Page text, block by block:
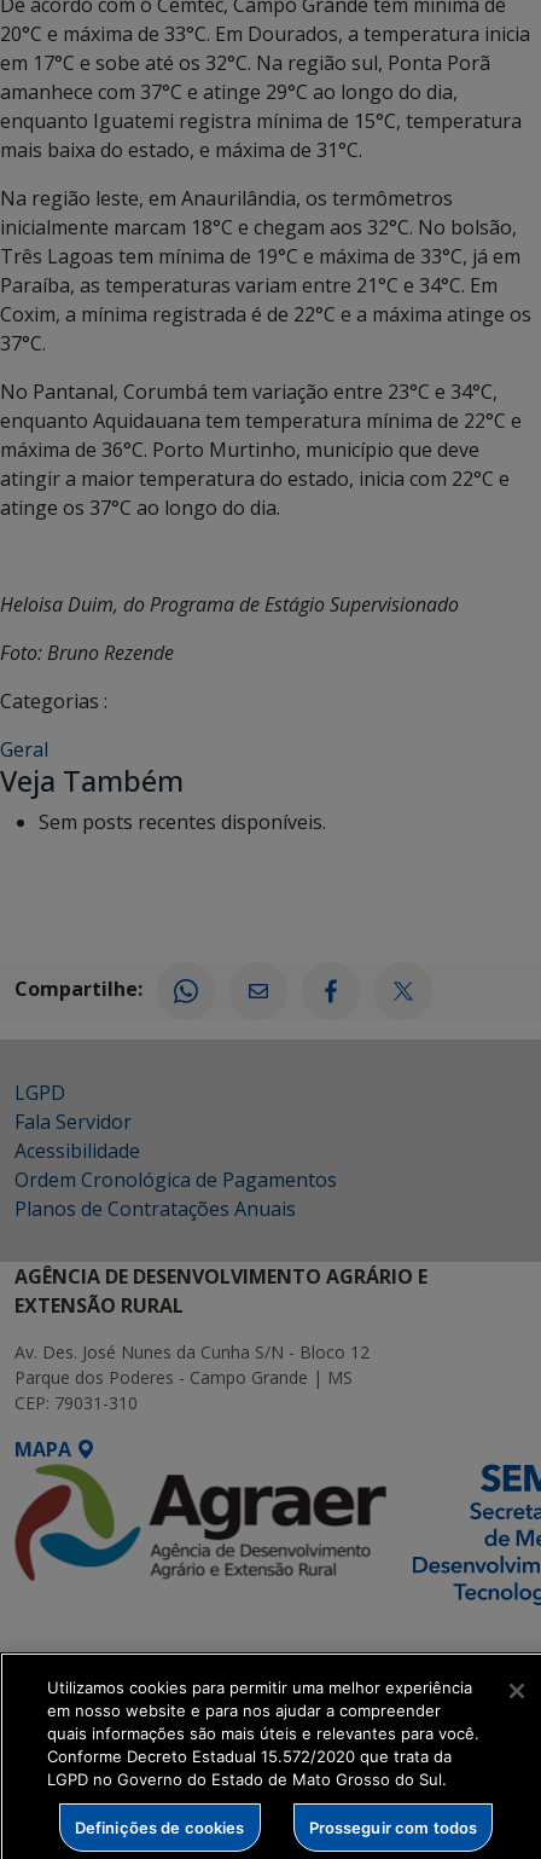
20°C e máxima de 33°C. Em Dourados, a temperatura inicia
em 17°C e sobe até os 32°C. Na região sul, Ponta Porã
amanhece com 37°C e atinge 29°C ao longo do dia,
enquanto Iguatemi registra mínima de 15°C, temperatura
mais baixa do estado, e máxima de 31°C.
Na região leste, em Anaurilândia, os termômetros
inicialmente marcam 18°C e chegam aos 32°C. No bolsão,
Três Lagoas tem mínima de 19°C e máxima de 33°C, já em
Paraíba, as temperaturas variam entre 21°C e 34°C. Em
Coxim, a mínima registrada é de 22°C e a máxima atinge os
37°C.
No Pantanal, Corumbá tem variação entre 23°C e 34°C,
enquanto Aquidauana tem temperatura mínima de 22°C e
máxima de 36°C. Porto Murtinho, município que deve
atingir a maior temperatura do estado, inicia com 22°C e
atinge os 37°C ao longo do dia.
Heloisa Duim, do Programa de Estágio Supervisionado
Foto: Bruno Rezende
Categorias :
Geral
Veja Também
Sem posts recentes disponíveis.
Compartilhe:
LGPD
Fala Servidor
Acessibilidade
Ordem Cronológica de Pagamentos
Planos de Contratações Anuais
AGÊNCIA DE DESENVOLVIMENTO AGRÁRIO E
EXTENSÃO RURAL
Av. Des. José Nunes da Cunha S/N - Bloco 12
Parque dos Poderes - Campo Grande | MS
CEP: 79031-310
MAPA
Executiva de
Transformação Digital
get_footer();
Utilizamos cookies para permitir uma melhor experiência
em nosso website e para nos ajudar a compreender
quais informações são mais úteis e relevantes para você.
Conforme Decreto Estadual 15.572/2020 que trata da
LGPD no Governo do Estado de Mato Grosso do Sul.
Definições de cookies Prosseguir com todos